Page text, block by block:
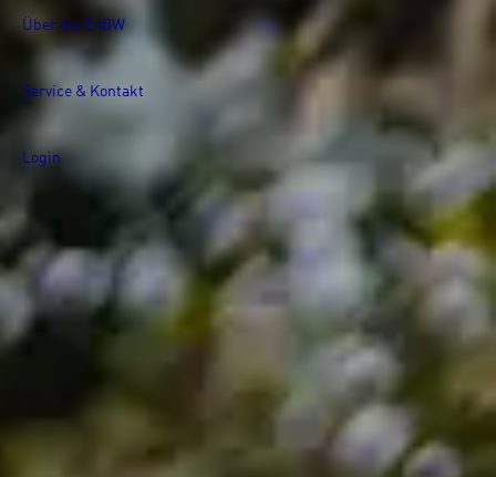
Über die EnBW
Service & Kontakt
Login